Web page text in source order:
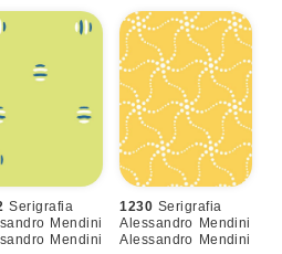
Serigrafia
Mendini
Mendini
1230 Serigrafia
Alessandro Mendini
Alessandro Mendini